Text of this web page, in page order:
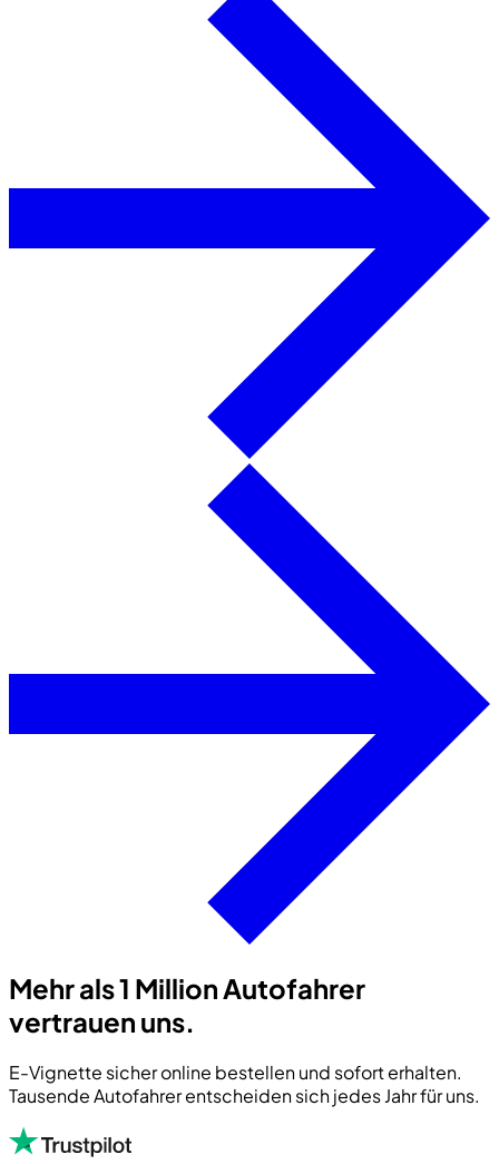
Mehr als 1 Million Autofahrer
vertrauen uns.
E-Vignette sicher online bestellen und sofort erhalten.
Tausende Autofahrer entscheiden sich jedes Jahr für uns.